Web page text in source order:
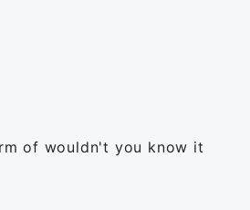
of wouldn't you know it